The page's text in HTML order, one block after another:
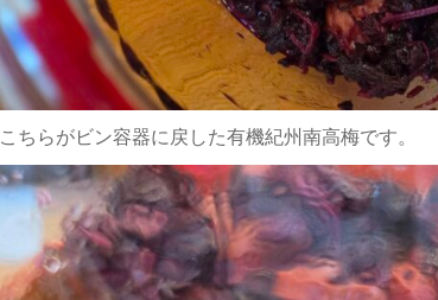
こちらがビン容器に戻した有機紀州南高梅です。